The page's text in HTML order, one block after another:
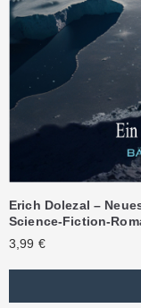
Erich Dolezal –
Science-Fiction-
3,99 €